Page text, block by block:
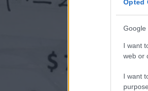
Opted
Google
I want
web or
I want